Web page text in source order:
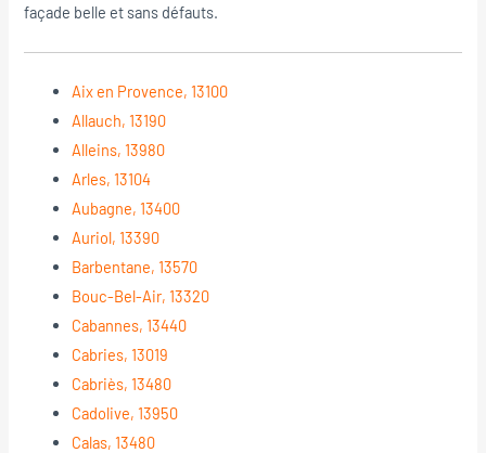
façade belle et sans défauts.
Aix en Provence, 13100
Allauch, 13190
Alleins, 13980
Arles, 13104
Aubagne, 13400
Auriol, 13390
Barbentane, 13570
Bouc-Bel-Air, 13320
Cabannes, 13440
Cabries, 13019
Cabriès, 13480
Cadolive, 13950
Calas, 13480